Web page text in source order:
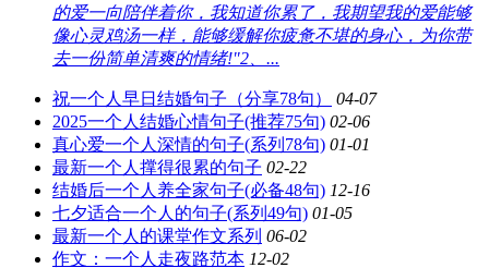
的爱一向陪伴着你，我知道你累了，我期望我的爱能够
像心灵鸡汤一样，能够缓解你疲惫不堪的身心，为你带
去一份简单清爽的情绪!"2、...
祝一个人早日结婚句子（分享78句）
04-07
2025一个人结婚心情句子(推荐75句) 02-06
真心爱一个人深情的句子(系列78句) 01-01
最新一个人撑得很累的句子 02-22
结婚后一个人养全家句子(必备48句) 12-16
七夕适合一个人的句子(系列49句) 01-05
最新一个人的课堂作文系列 06-02
作文：一个人走夜路范本 12-02